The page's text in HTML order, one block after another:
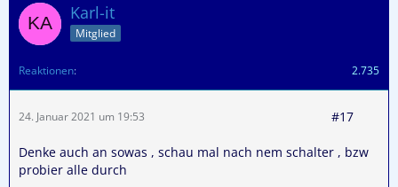
Karl-it
Mitglied
Reaktionen 2.735
24. Januar 2021 um 19:53 #17
Denke auch an sowas , schau mal nach nem schalter , bzw
probier alle durch